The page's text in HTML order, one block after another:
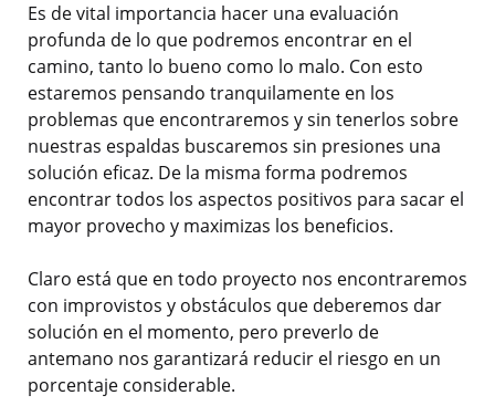
Es de vital importancia hacer una evaluación
profunda de lo que podremos encontrar en el
camino, tanto lo bueno como lo malo. Con esto
estaremos pensando tranquilamente en los
problemas que encontraremos y sin tenerlos sobre
nuestras espaldas buscaremos sin presiones una
solución eficaz. De la misma forma podremos
encontrar todos los aspectos positivos para sacar el
mayor provecho y maximizas los beneficios.
Claro está que en todo proyecto nos encontraremos
con improvistos y obstáculos que deberemos dar
solución en el momento, pero preverlo de
antemano nos garantizará reducir el riesgo en un
porcentaje considerable.